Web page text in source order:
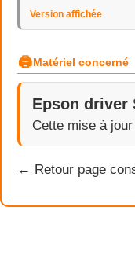
Version affichée
🖨Matériel concerné
Epson driver
Cette mise à
← Retour page